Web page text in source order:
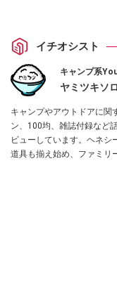
イチオシスト
キャンプ系
ヤミツキソ
キャンプやアウトドアに関
ン、100均、雑誌付録など
ビューしています。ヘネシ
道具も揃え始め、ファミリ